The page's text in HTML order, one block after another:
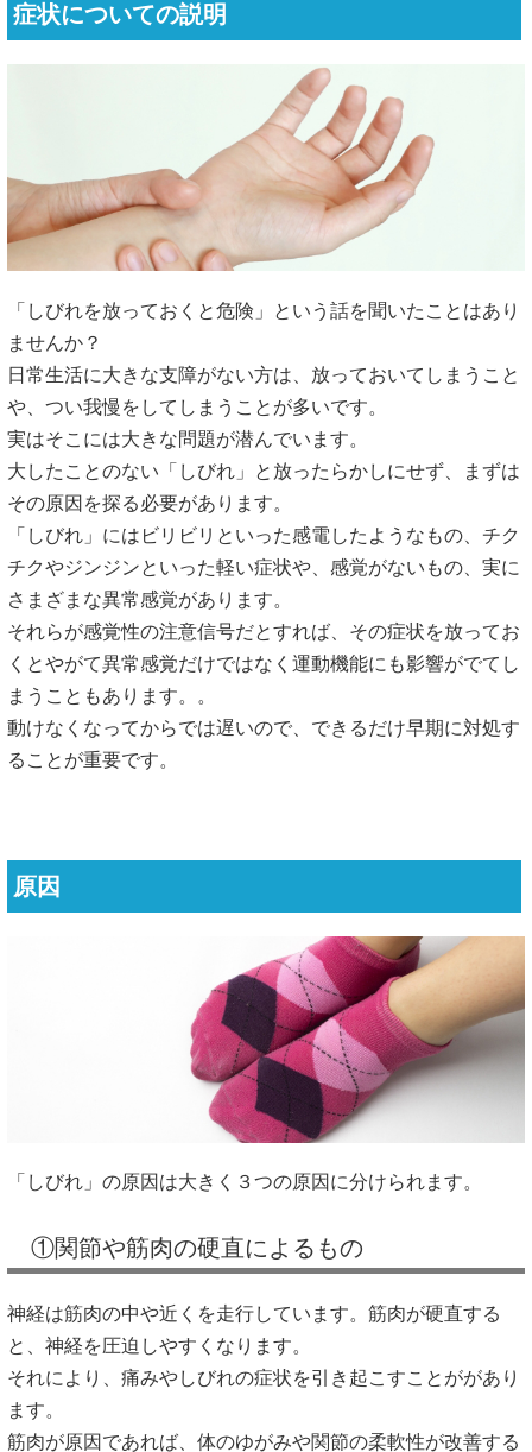
症状についての説明
「しびれを放っておくと危険」という話を聞いたことはあり
ませんか？
日常生活に大きな支障がない方は、放っておいてしまうこと
や、つい我慢をしてしまうことが多いです。
実はそこには大きな問題が潜んでいます。
大したことのない「しびれ」と放ったらかしにせず、まずは
その原因を探る必要があります。
「しびれ」にはビリビリといった感電したようなもの、チク
チクやジンジンといった軽い症状や、感覚がないもの、実に
さまざまな異常感覚があります。
それらが感覚性の注意信号だとすれば、その症状を放ってお
くとやがて異常感覚だけではなく運動機能にも影響がでてし
まうこともあります。。
動けなくなってからでは遅いので、できるだけ早期に対処す
ることが重要です。
原因
「しびれ」の原因は大きく３つの原因に分けられます。
①関節や筋肉の硬直によるもの
神経は筋肉の中や近くを走行しています。筋肉が硬直する
と、神経を圧迫しやすくなります。
それにより、痛みやしびれの症状を引き起こすことががあり
ます。
筋肉が原因であれば、体のゆがみや関節の柔軟性が改善する